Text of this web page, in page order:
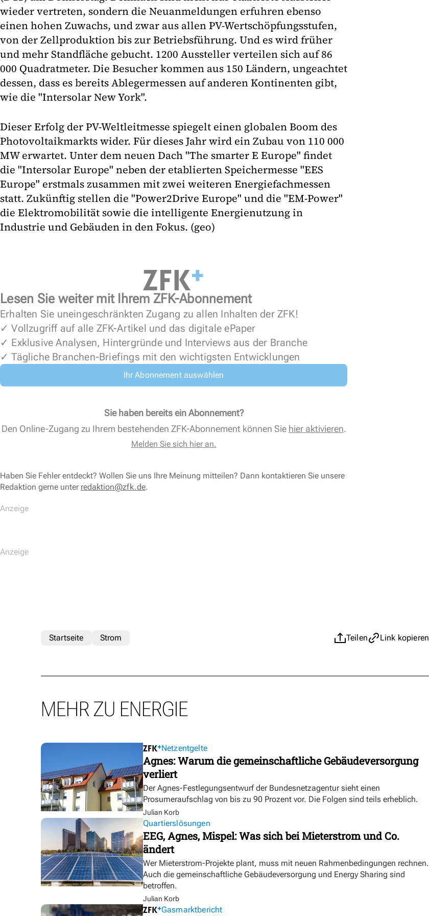
wieder vertreten, sondern die Neuanmeldungen erfuhren ebenso
einen hohen Zuwachs, und zwar aus allen PV-Wertschöpfungsstufen,
von der Zellproduktion bis zur Betriebsführung. Und es wird früher
und mehr Standfläche gebucht. 1200 Aussteller verteilen sich auf 86
000 Quadratmeter. Die Besucher kommen aus 150 Ländern, ungeachtet
dessen, dass es bereits Ablegermessen auf anderen Kontinenten gibt,
wie die "Intersolar New York".
Dieser Erfolg der PV-Weltleitmesse spiegelt einen globalen Boom des
Photovoltaikmarkts wider. Für dieses Jahr wird ein Zubau von 110 000
MW erwartet. Unter dem neuen Dach "The smarter E Europe" findet
die "Intersolar Europe" neben der etablierten Speichermesse "EES
Europe" erstmals zusammen mit zwei weiteren Energiefachmessen
statt. Zukünftig stellen die "Power2Drive Europe" und die "EM-Power"
die Elektromobilität sowie die intelligente Energienutzung in
Industrie und Gebäuden in den Fokus. (geo)
Lesen Sie weiter mit Ihrem ZFK-Abonnement
Erhalten Sie uneingeschränkten Zugang zu allen Inhalten der ZFK!
✓ Vollzugriff auf alle ZFK-Artikel und das digitale ePaper
✓ Exklusive Analysen, Hintergründe und Interviews aus der Branche
✓ Tägliche Branchen-Briefings mit den wichtigsten Entwicklungen
Ihr Abonnement auswählen
Sie haben bereits ein Abonnement?
Den Online-Zugang zu Ihrem bestehenden ZFK-Abonnement können Sie hier aktivieren.
Melden Sie sich hier an.
Haben Sie Fehler entdeckt? Wollen Sie uns Ihre Meinung mitteilen? Dann kontaktieren Sie unsere
Redaktion gerne unter redaktion@zfk.de.
Teilen Link kopieren
Startseite Strom
MEHR ZU ENERGIE
Netzentgelte
Agnes: Warum die gemeinschaftliche Gebäudeversorgung
verliert
Der Agnes-Festlegungsentwurf der Bundesnetzagentur sieht einen
Prosumeraufschlag von bis zu 90 Prozent vor. Die Folgen sind teils erheblich.
Julian Korb
Quartierslösungen
EEG, Agnes, Mispel: Was sich bei Mieterstrom und Co.
ändert
Wer Mieterstrom-Projekte plant, muss mit neuen Rahmenbedingungen rechnen.
Auch die gemeinschaftliche Gebäudeversorgung und Energy Sharing sind
betroffen.
Julian Korb
Gasmarktbericht